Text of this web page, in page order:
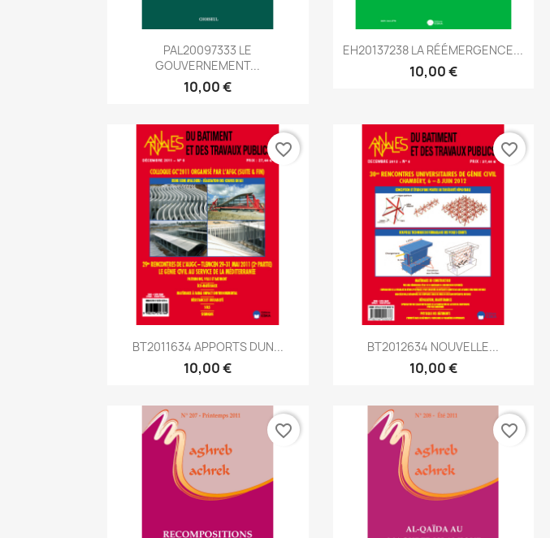
Aperçu rapide
PAL20097333 LE
GOUVERNEMENT...
10,00 €
Aperçu rapide
EH20137238 LA RÉÉMERGENCE...
10,00 €
Aperçu rapide
BT2011634 APPORTS DUN...
10,00 €
favorite_border
Aperçu rapide
BT2012634 NOUVELLE...
10,00 €
favorite_border
favorite_border favorite_border